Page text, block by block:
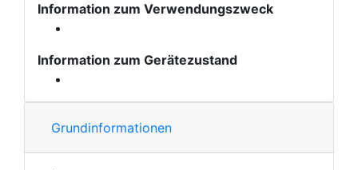
Information zum Verwendungszweck
Information zum Gerätezustand
Grundinformationen